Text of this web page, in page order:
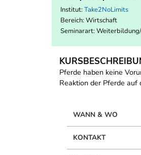
Institut: Take2NoLimits
Bereich: Wirtschaft
Seminarart:
Pferde haben keine
Reaktion der Pferde auf
WANN & WO
KONTAKT